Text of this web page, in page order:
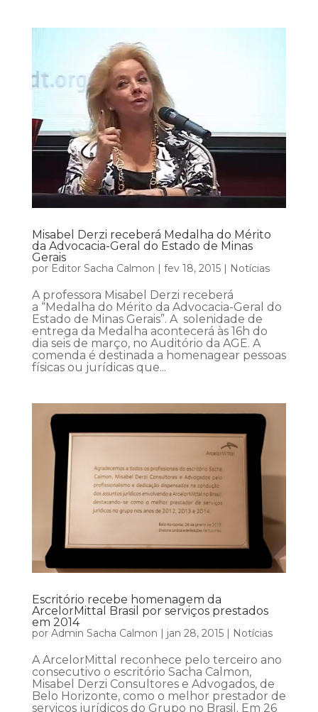
Misabel Derzi receberá Medalha do Mérito
da Advocacia-Geral do Estado de Minas
Gerais
por Editor Sacha Calmon | fev 18, 2015| Notícias
A professora Misabel Derzi receberá
a “Medalha do Mérito da Advocacia-Geral do
Estado de Minas Gerais”. A solenidade de
entrega da Medalha acontecerá às 16h do
dia seis de março, no Auditório da AGE. A
comenda é destinada a homenagear pessoas
físicas ou jurídicas que...
Escritório recebe homenagem da
ArcelorMittal Brasil por serviços prestados
em 2014
por Admin Sacha Calmon | jan 28, 2015| Notícias
A ArcelorMittal reconhece pelo terceiro ano
consecutivo o escritório Sacha Calmon,
Misabel Derzi Consultores e Advogados, de
Belo Horizonte, como o melhor prestador de
serviços jurídicos do Grupo no Brasil. Em 26